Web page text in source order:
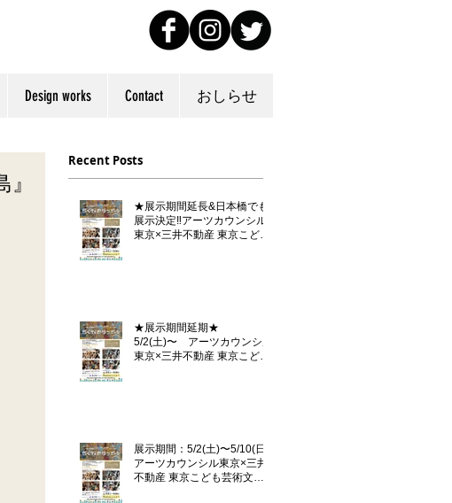
Design works Contact おしらせ
Recent Posts
★展示期間延長&日本橋でも
展示決定‼️アーツカウンシル
東京×三井不動産 東京こども
★展示期間延期★
5/2(土)〜 アーツカウンシル
東京×三井不動産 東京こども
展示期間：5/2(土)〜5/10(日)
アーツカウンシル東京×三井
不動産 東京こども芸術文化